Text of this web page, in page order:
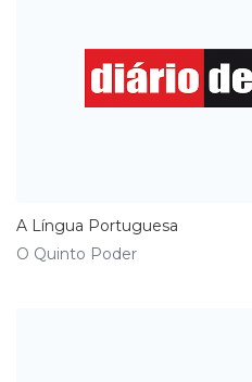
A Língua Portuguesa
O Quinto Poder